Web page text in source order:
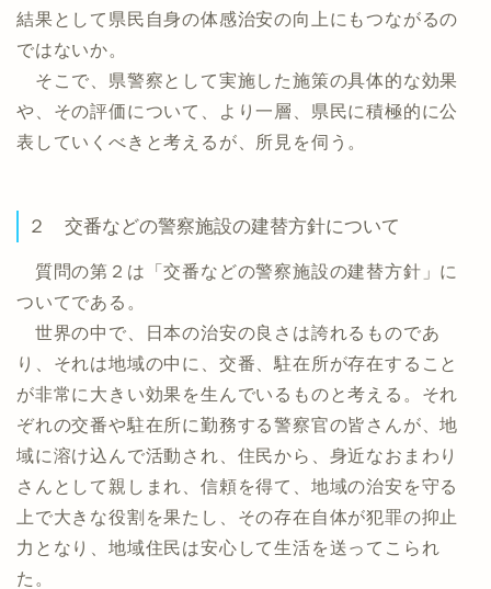
結果として県民自身の体感治安の向上にもつながるの
ではないか。
そこで、県警察として実施した施策の具体的な効果
や、その評価について、より一層、県民に積極的に公
表していくべきと考えるが、所見を伺う。
２ 交番などの警察施設の建替方針について
質問の第２は「交番などの警察施設の建替方針」に
ついてである。
世界の中で、日本の治安の良さは誇れるものであ
り、それは地域の中に、交番、駐在所が存在すること
が非常に大きい効果を生んでいるものと考える。それ
ぞれの交番や駐在所に勤務する警察官の皆さんが、地
域に溶け込んで活動され、住民から、身近なおまわり
さんとして親しまれ、信頼を得て、地域の治安を守る
上で大きな役割を果たし、その存在自体が犯罪の抑止
力となり、地域住民は安心して生活を送ってこられ
た。